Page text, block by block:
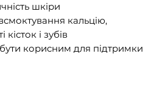
шкіри
кальцію,
і зубів
корисним для підтримки